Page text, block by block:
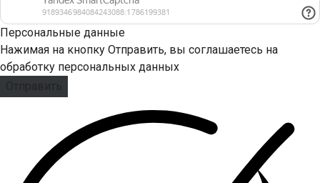
Персональные данные
Нажимая на кнопку Отправить, вы соглашаетесь на
обработку персональных данных
Отправить